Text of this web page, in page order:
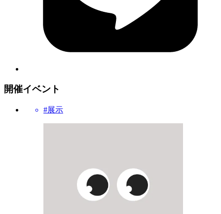
開催イベント
#展示